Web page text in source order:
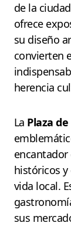
de la
ofrece
su diseño
convierten
herencia
La Plaza
encantador
históricos y
vida local.
sus